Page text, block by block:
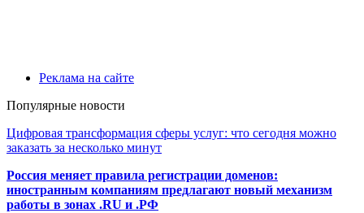
Реклама на сайте
Популярные новости
Цифровая трансформация сферы услуг: что сегодня можно
заказать за несколько минут
Россия меняет правила регистрации доменов:
иностранным компаниям предлагают новый механизм
работы в зонах .RU и .РФ